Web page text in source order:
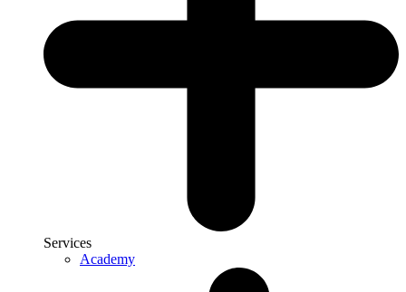
Services
Academy